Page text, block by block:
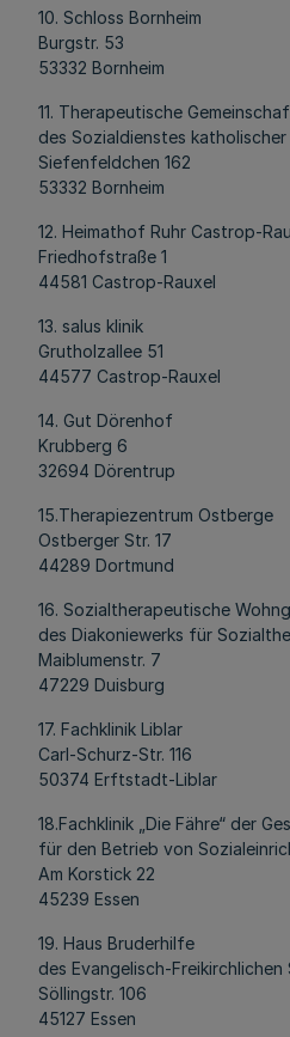
10. Schloss Bornheim
Burgstr. 53
53332 Bornheim
11. Therapeutische
des Sozialdienstes katholischer
Siefenfeldchen 162
53332 Bornheim
12. Heimathof Ruhr Castrop-
Friedhofstraße 1
44581 Castrop-Rauxel
13. salus klinik
Grutholzallee 51
44577 Castrop-Rauxel
14. Gut Dörenhof
Krubberg 6
32694 Dörentrup
15.Therapiezentrum Ostberge
Ostberger Str. 17
44289 Dortmund
16. Sozialtherapeutische
des Diakoniewerks für
Maiblumenstr. 7
47229 Duisburg
17. Fachklinik Liblar
Carl-Schurz-Str. 116
50374 Erftstadt-Liblar
18.Fachklinik „Die Fähre“ der
für den Betrieb von
Am Korstick 22
45239 Essen
19. Haus Bruderhilfe
des Evangelisch-Freikirchlichen
Söllingstr. 106
45127 Essen